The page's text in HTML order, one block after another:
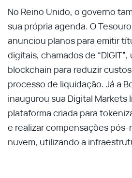
No Reino Unido, o governo
sua própria agenda. O
anunciou planos para emitir
digitais, chamados de
blockchain para reduzir
processo de liquidação. Já a
inaugurou sua Digital Markets
plataforma criada para
e realizar compensações
nuvem, utilizando a